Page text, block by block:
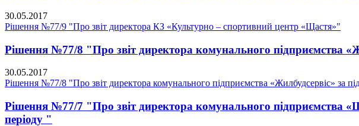
30.05.2017
Рішення №77/9 "Про звіт директора КЗ «Культурно – спортивний центр «Щастя»"
Рішення №77/8 "Про звіт директора комунального підприємства
30.05.2017
Рішення №77/8 "Про звіт директора комунального підприємства «Жилбудсервіс» за
Рішення №77/7 "Про звіт директора комунального підприємства
періоду "